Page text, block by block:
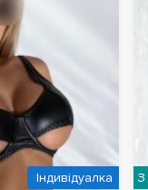
Індивідуалка З